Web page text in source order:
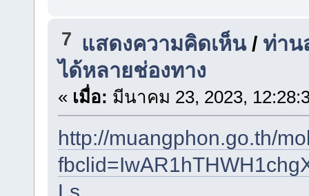
7 แสดงความคิดเห็น/ ท่าน
ได้หลายช่องทาง
« เมื่อ: มีนาคม 23, 2023,
http://muangphon.go.th/
Ls